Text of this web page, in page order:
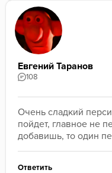
Евгений Таранов
108
Очень сладкий
пойдет, главное не
добавишь, то один
Ответить